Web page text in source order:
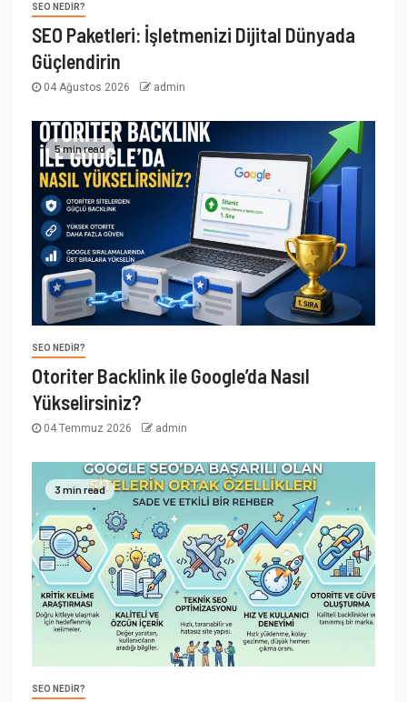
SEO NEDIR?
SEO Paketleri: İşletmenizi Dijital Dünyada
Güçlendirin
04 Ağustos 2026 admin
5 min read
SEO NEDIR?
Otoriter Backlink ile Google’da Nasıl
Yükselirsiniz?
04 Temmuz 2026 admin
3 min read
SEO NEDIR?